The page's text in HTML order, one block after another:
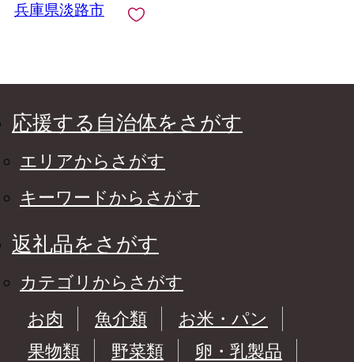
兵庫県淡路市
応援する自治体をさがす
エリアからさがす
キーワードからさがす
返礼品をさがす
カテゴリからさがす
お肉
魚介類
お米・パン
果物類
野菜類
卵・乳製品